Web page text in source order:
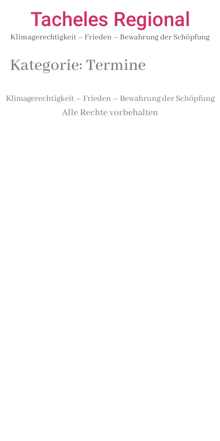
Tacheles Regional
Klimagerechtigkeit – Frieden – Bewahrung der Schöpfung
Kategorie: Termine
Klimagerechtigkeit – Frieden – Bewahrung der Schöpfung
Alle Rechte vorbehalten